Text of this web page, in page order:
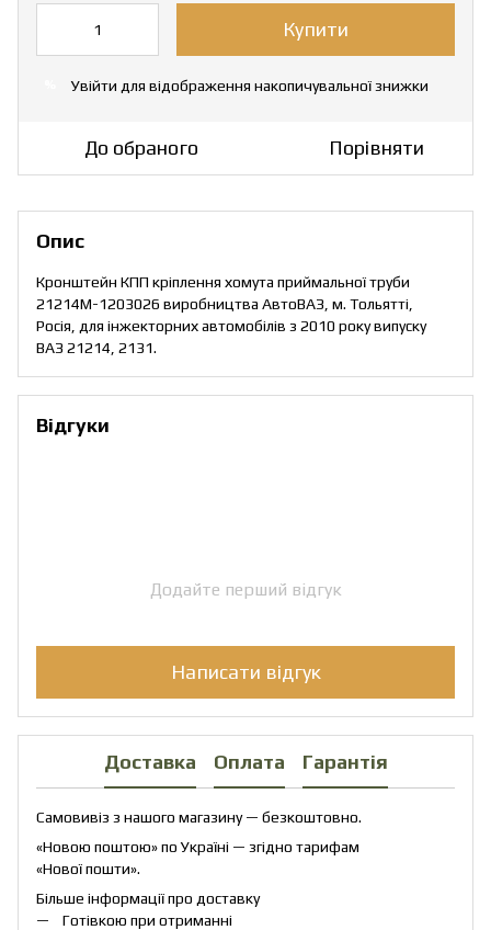
Купити
Увійти для відображення накопичувальної знижки
До обраного Порівняти
Опис
Кронштейн КПП кріплення хомута приймальної труби
21214М-1203026 виробництва АвтоВАЗ, м. Тольятті,
Росія, для інжекторних автомобілів з 2010 року випуску
ВАЗ 21214, 2131.
Відгуки
Додайте перший відгук
Написати відгук
Доставка Оплата Гарантія
Самовивіз з нашого магазину — безкоштовно.
«Новою поштою» по Україні — згідно тарифам
«Нової пошти».
Більше інформації про доставку
Готівкою при отриманні